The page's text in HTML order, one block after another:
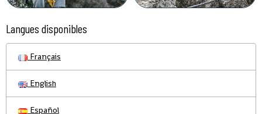
Langues disponibles
Français
English
Español